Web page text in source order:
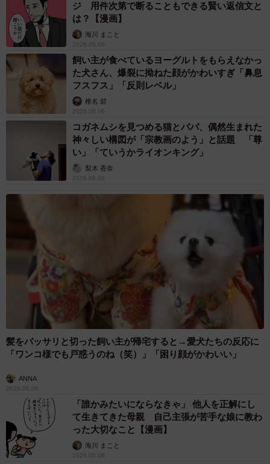
ジ 用件次第で断ることもできる賢い返信文と
は？【漫画】
海川 まこと
2026.08.06
飼い主が食べているヨーグルトをもらえなかっ
た犬さん、爆裂に拗ねた顔がかわいすぎ「鼻息
フスフス」「反則レベル」
椎名 碧
2026.08.06
コガネムシを見つめる猫とパパ、偶然生まれた
神々しい構図が「宗教画のよう」と話題 「尊
い」「ていうかライオンキング」
梨木 香奈
2026.08.06
髪をバッサリと切った飼い主が帰宅すると→愛犬たちの反応に
「ワンコ様でも戸惑うのね（笑）」「困り顔がかわいい」
ANNA
2026.08.06
「誰かみたいにならなきゃ」 他人を正解にし
て生きてきた母親 自己主張が苦手な娘に教わ
った大切なこと【漫画】
海川 まこと
2026.08.06